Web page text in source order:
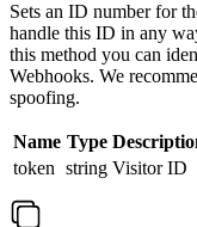
Sets an ID number for
handle this ID in any
this method you can
Webhooks. We
spoofing.
Name Type
token string Visitor ID